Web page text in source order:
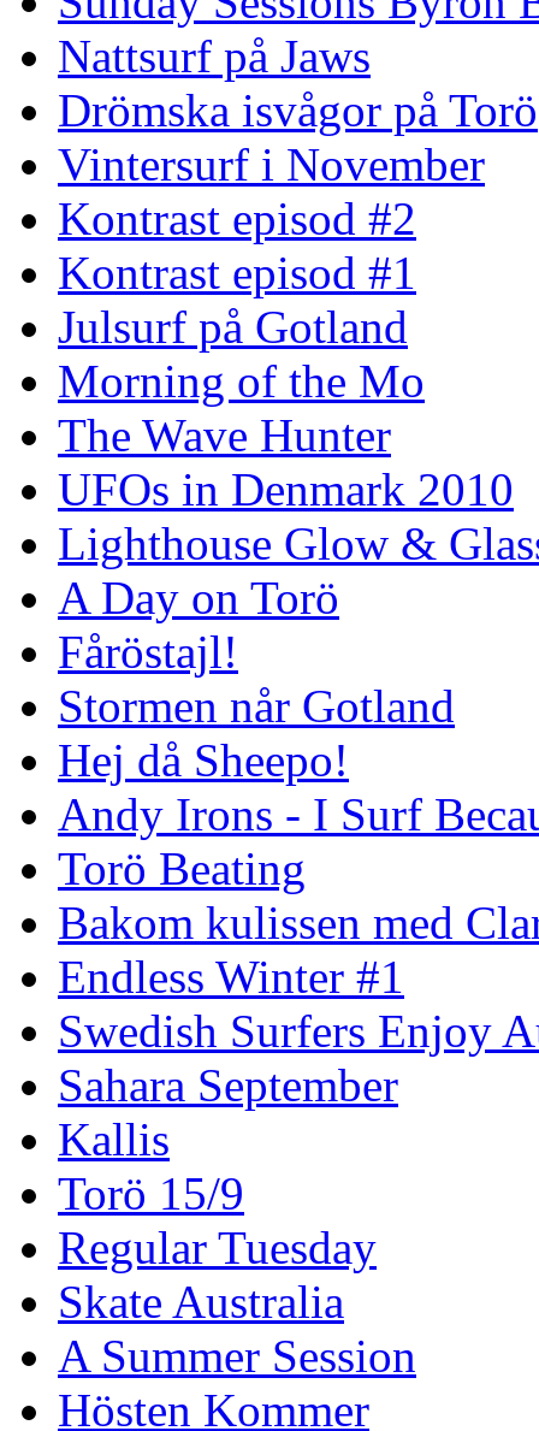
Nattsurf på Jaws
Drömska isvågor på Torö
Vintersurf i November
Kontrast episod #2
Kontrast episod #1
Julsurf på Gotland
Morning of the Mo
The Wave Hunter
UFOs in Denmark 2010
Lighthouse Glow &
A Day on Torö
Fåröstajl!
Stormen når Gotland
Hej då Sheepo!
Andy Irons - I Surf
Torö Beating
Bakom kulissen med
Endless Winter #1
Swedish Surfers Enjoy
Sahara September
Kallis
Torö 15/9
Regular Tuesday
Skate Australia
A Summer Session
Hösten Kommer